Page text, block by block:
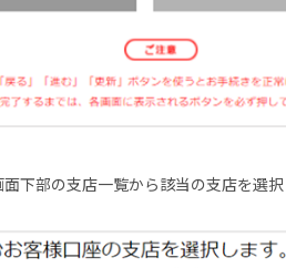
下部の支店一覧から該当の支店を選択